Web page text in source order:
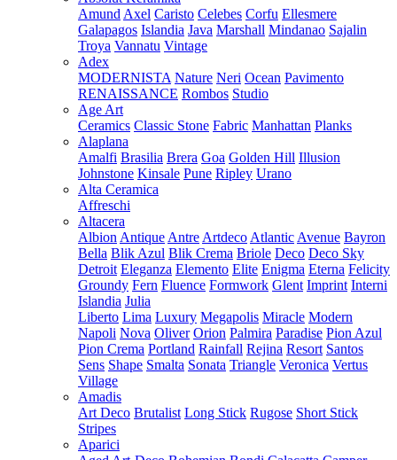
Amund Axel Caristo Celebes Corfu Ellesmere
Galapagos Islandia Java Marshall Mindanao Sajalin
Troya Vannatu Vintage
Adex
MODERNISTA Nature Neri Ocean Pavimento
RENAISSANCE Rombos Studio
Age Art
Ceramics Classic Stone Fabric Manhattan Planks
Alaplana
Amalfi Brasilia Brera Goa Golden Hill Illusion
Johnstone Kinsale Pune Ripley Urano
Alta Ceramica
Affreschi
Altacera
Albion Antique Antre Artdeco Atlantic Avenue Bayron
Bella Blik Azul Blik Crema Briole Deco Deco Sky
Detroit Eleganza Elemento Elite Enigma Eterna Felicity
Groundy Fern Fluence Formwork Glent Imprint Interni
Islandia Julia
Liberto Lima Luxury Megapolis Miracle Modern
Napoli Nova Oliver Orion Palmira Paradise Pion Azul
Pion Crema Portland Rainfall Rejina Resort Santos
Sens Shape Smalta Sonata Triangle Veronica Vertus
Village
Amadis
Art Deco Brutalist Long Stick Rugose Short Stick
Stripes
Aparici